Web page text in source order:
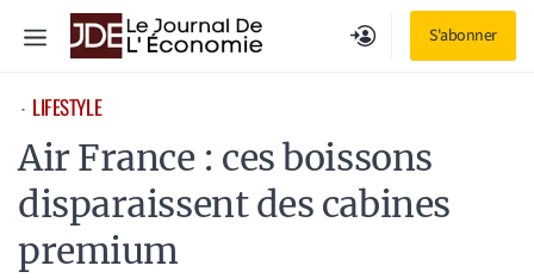
S'abonner
Menu
⋅ LIFESTYLE
Air France : ces boissons
disparaissent des cabines
premium